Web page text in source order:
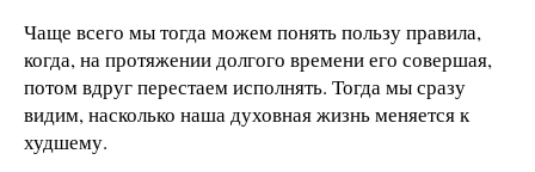
Чаще всего мы тогда можем понять пользу правила,
когда, на протяжении долгого времени его совершая,
потом вдруг перестаем исполнять. Тогда мы сразу
видим, насколько наша духовная жизнь меняется к
худшему.